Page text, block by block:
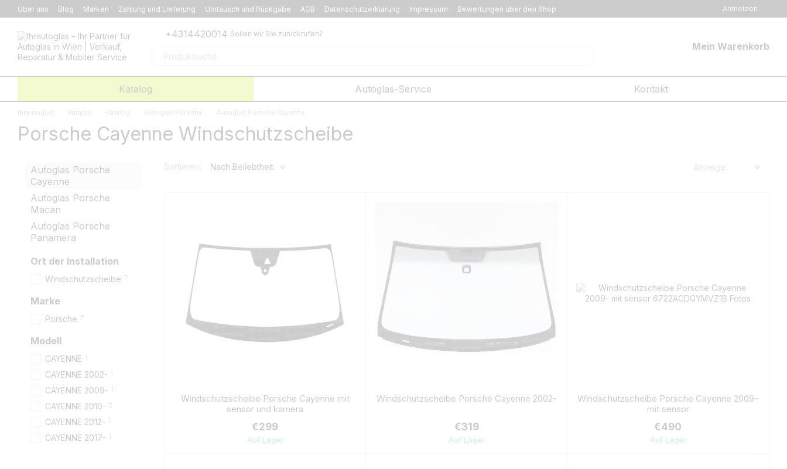
Перейти к основному контенту
Über uns Blog Marken Zahlung und Lieferung Umtausch und Rückgabe AGB Datenschutzerklärung Impressum Bewertungen über den Shop Anmelden
+4314420014 Sollen wir Sie zurückrufen?
Mein Warenkorb
Katalog Autoglas-Service Kontakt
Ihrautoglas Katalog Katalog Autoglas Porsche Autoglas Porsche Cayenne
Porsche Cayenne Windschutzscheibe
Sortieren: Nach Beliebtheit Anzeige:
Windschutzscheibe Porsche Cayenne mit
sensor und kamera
€299
Auf Lager
Windschutzscheibe Porsche Cayenne 2002-
€319
Auf Lager
Windschutzscheibe Porsche Cayenne 2009-
mit sensor
€490
Auf Lager
Autoglas Porsche
Cayenne
Autoglas Porsche
Macan
Autoglas Porsche
Panamera
Ort der Installation
Windschutzscheibe 7
Marke
Porsche 7
Modell
CAYENNE
CAYENNE 2002-
CAYENNE 2009-
CAYENNE 2010- 2
CAYENNE 2012-
CAYENNE 2017-